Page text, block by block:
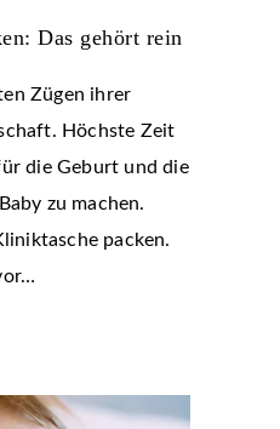
Das gehört rein
Zügen ihrer
Höchste Zeit
die Geburt und die
zu machen.
packen.